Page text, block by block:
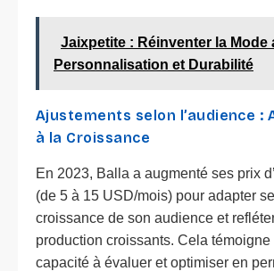
Jaixpetite : Réinventer la Mode
Personnalisation et Durabilité
Ajustements selon l’audience :
à la Croissance
En 2023, Balla a augmenté ses prix
(de 5 à 15 USD/mois) pour adapter
croissance de son audience et
production croissants. Cela témoigne
capacité à évaluer et optimiser en